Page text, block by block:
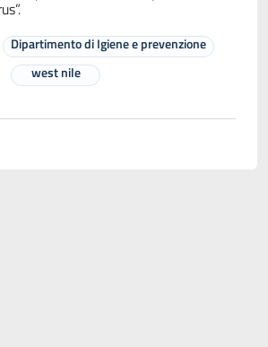
Dipartimento di Igiene e prevenzione
west nile